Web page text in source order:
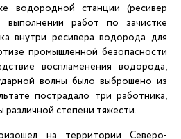
водородной станции (ресивер
работ по зачистке
внутри ресивера водорода для
промышленной безопасности
воспламенения водорода,
волны было выброшено из
пострадало три работника,
степени тяжести.
на территории Северо-